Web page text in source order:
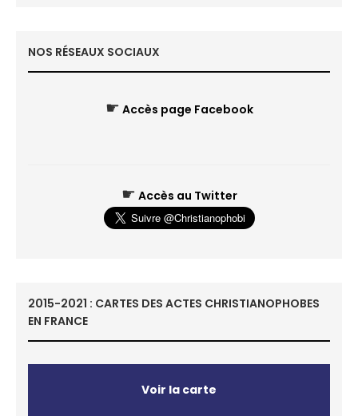
NOS RÉSEAUX SOCIAUX
☛ Accès page Facebook
☛ Accès au Twitter
2015-2021 : CARTES DES ACTES CHRISTIANOPHOBES
EN FRANCE
Voir la carte